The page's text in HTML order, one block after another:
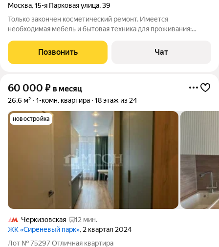
Москва,15-я Парковая улица,39
Только закончен косметический ремонт. Имеется
необходимая мебель и бытовая техника для проживания:
диван,шкаф,комод. Санузел совмещён, метал.дверь, интернет.
Все коммунальные платежи
Позвонить Чат
60 000 ₽ в месяц
26,6 м² 1-комн. квартира 18 этаж из 24
новостройка
Черкизовская
12 мин.
ЖК «Сиреневый парк», 2 квартал 2024
Лот № 75297 Отличная квартира